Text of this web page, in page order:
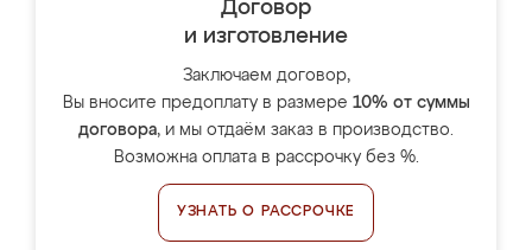
Договор
и изготовление
Заключаем договор,
Вы вносите предоплату в размере 10% от суммы
договора, и мы отдаём заказ в производство.
Возможна оплата в рассрочку без %.
УЗНАТЬ О РАССРОЧКЕ